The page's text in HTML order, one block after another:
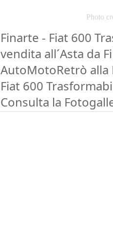
Photo
Finarte - Fiat 600
vendita all´Asta da
AutoMotoRetrò alla
Fiat 600
Consulta la